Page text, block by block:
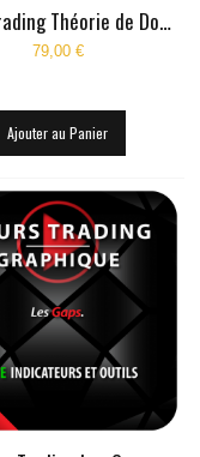
Cours Trading Théorie de Dow, Utilité
79,00 €
Ajouter au Panier